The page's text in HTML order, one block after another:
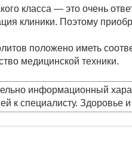
класса — это очень
клиники. Поэтому
положено иметь
медицинской техники.
информационный
к специалисту. Здоровье